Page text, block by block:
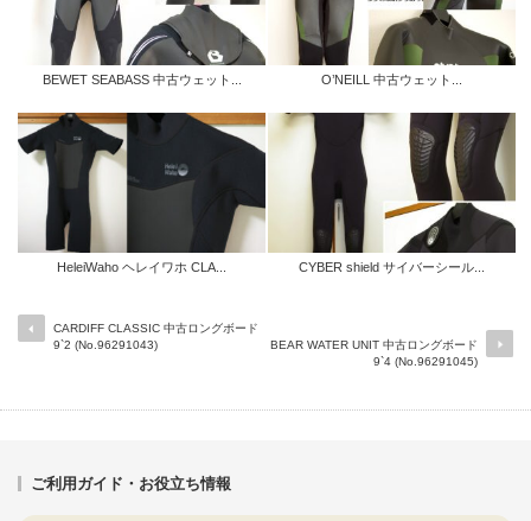
BEWET SEABASS 中古ウェット... O’NEILL 中古ウェット...
HeleiWaho ヘレイワホ CLA... CYBER shield サイバーシール...
CARDIFF CLASSIC 中古ロングボード
9`2 (No.96291043)
BEAR WATER UNIT 中古ロングボード
9`4 (No.96291045)
ご利用ガイド・お役立ち情報